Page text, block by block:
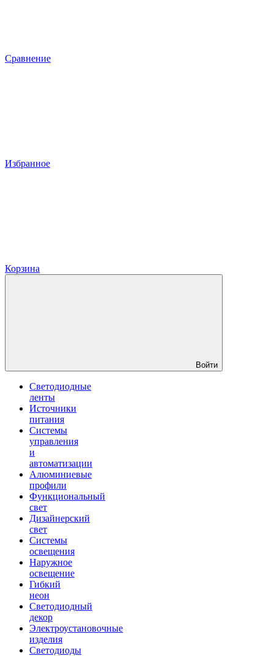
Сравнение
Избранное
Корзина
Войти
Светодиодные
ленты
Источники
питания
Системы
управления
и
автоматизации
Алюминиевые
профили
Функциональный
свет
Дизайнерский
свет
Системы
освещения
Наружное
освещение
Гибкий
неон
Светодиодный
декор
Электроустановочные
изделия
Светодиоды